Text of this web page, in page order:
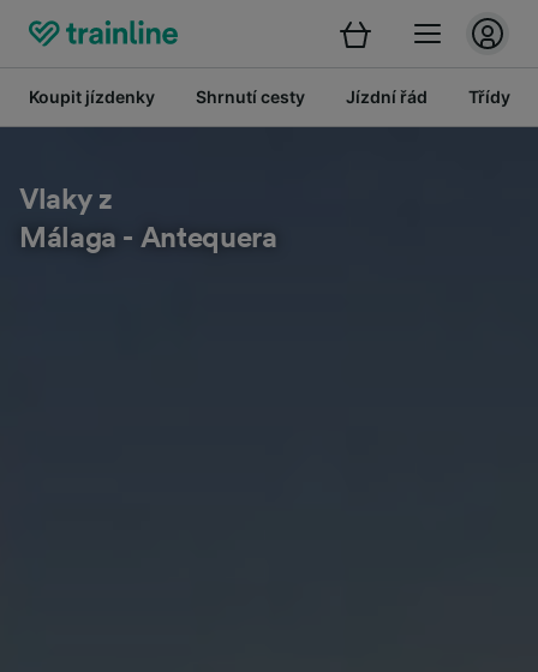
Koupit jízdenky Shrnutí cesty Jízdní řád Třídy
Vlaky z
Málaga - Antequera